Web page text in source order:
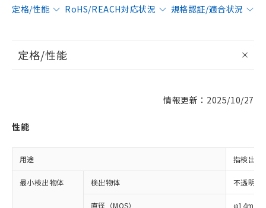
定格/性能 RoHS/REACH対応状況 規格認証/適合状況
定格/性能
情報更新：2025/10/27
性能
用途 指検出用
最小検出物体 検出物体 不透明体
直径（MOS） φ14mm